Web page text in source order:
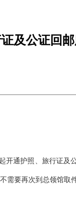
及公证回
开通护照、旅行证及
需要再次到总领馆取